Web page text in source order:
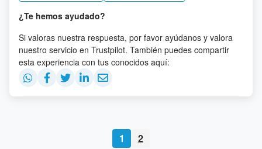
¿Te hemos ayudado?
Si valoras nuestra respuesta, por favor ayúdanos y valora
nuestro servicio en Trustpilot. También puedes compartir
esta experiencia con tus conocidos aquí:
1 2